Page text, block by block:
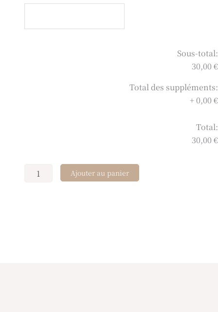
Sous-total:
30,00 €
Total des suppléments:
+0,00 €
Total:
30,00 €
Baby
Ajouter au panier